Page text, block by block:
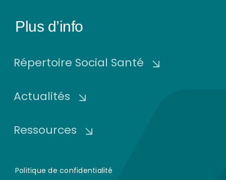
Plus d’info
Répertoire Social Santé
Actualités
Ressources
Politique de confidentialité